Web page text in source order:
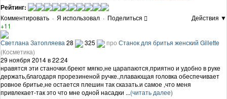
Рейтинг:
Комментировать · Я использовал · Поделиться
Действия ▼
+11
Светлана Затопляева 28 325 про Станок для бритья женский Gillette
(Косметика)
29 ноября 2014 в 22:24
нравятся эти станочки.бреют мягко,не царапаются,приятно и удобно в руке
держать,благодаря прорезиненой ручке.,плавающая головка обеспечивает
ровное бритье,не остается плешин так сказать.и самое ,что меня
привлекает-так это что мне одной насадки ...(читать далее)